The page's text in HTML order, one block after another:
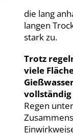
die lang
langen
stark zu.
Trotz
viele
vollständig
Regen